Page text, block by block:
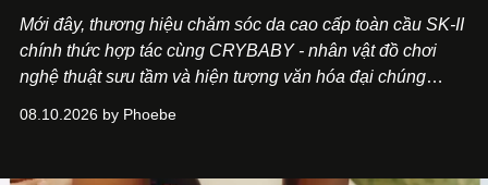
Mới đây, thương hiệu chăm sóc da cao cấp toàn cầu SK-II
chính thức hợp tác cùng CRYBABY - nhân vật đồ chơi
nghệ thuật sưu tầm và hiện tượng văn hóa đại chúng
08.10.2026 by Phoebe